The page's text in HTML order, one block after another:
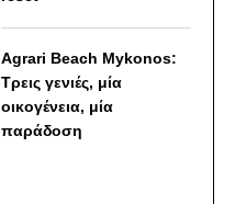
Agrari Beach Mykonos:
Τρεις γενιές, μία
οικογένεια, μία
παράδοση